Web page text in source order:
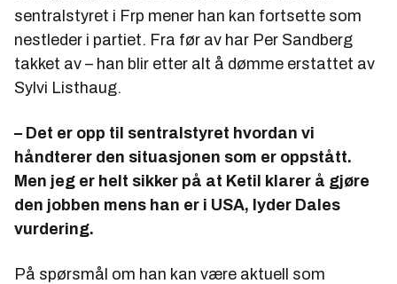
sentralstyret i Frp mener han kan fortsette som
nestleder i partiet. Fra før av har Per Sandberg
takket av – han blir etter alt å dømme erstattet av
Sylvi Listhaug.
– Det er opp til sentralstyret hvordan vi
håndterer den situasjonen som er oppstått.
Men jeg er helt sikker på at Ketil klarer å gjøre
den jobben mens han er i USA, lyder Dales
vurdering.
På spørsmål om han kan være aktuell som